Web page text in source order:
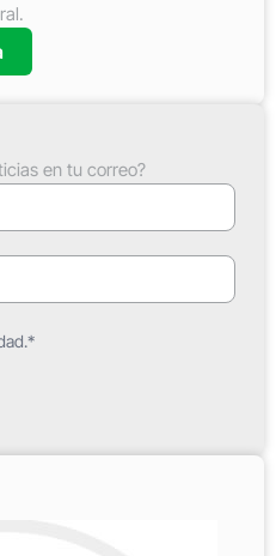
en tu correo?